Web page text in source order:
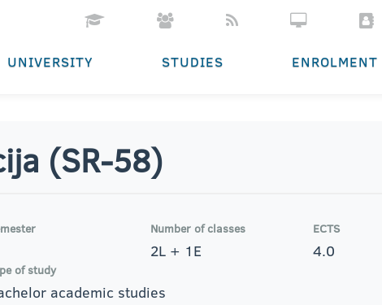
UNIVERSITY STUDIES ENROLMENT
(SR-58)
Number of classes
2L + 1E
ECTS
4.0
of study
academic studies